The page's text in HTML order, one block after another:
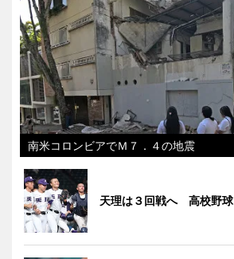
南米コロンビアでＭ７．４の地震
天理は３回戦へ 高校野球